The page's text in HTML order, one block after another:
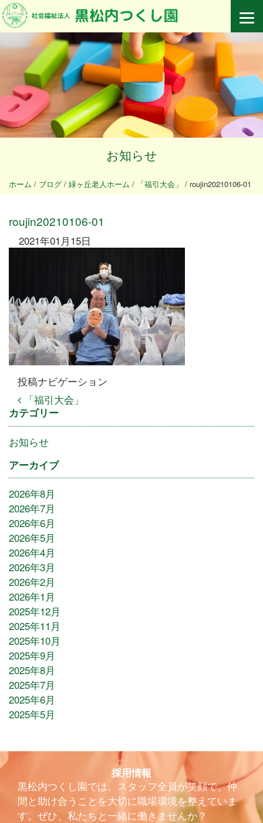
お知らせ
ホーム / ブログ / 緑ヶ丘老人ホーム / 「福引大会」 / roujin20210106-01
roujin20210106-01
2021年01月15日
投稿ナビゲーション
「福引大会」
カテゴリー
お知らせ
アーカイブ
2026年8月
2026年7月
2026年6月
2026年5月
2026年4月
2026年3月
2026年2月
2026年1月
2025年12月
2025年11月
2025年10月
2025年9月
2025年8月
2025年7月
2025年6月
2025年5月
採用情報
黒松内つくし園では、スタッフ全員が笑顔で、仲
間と助け合うことを大切に職場環境を整えていま
す。ぜひ、私たちと一緒に働きませんか？